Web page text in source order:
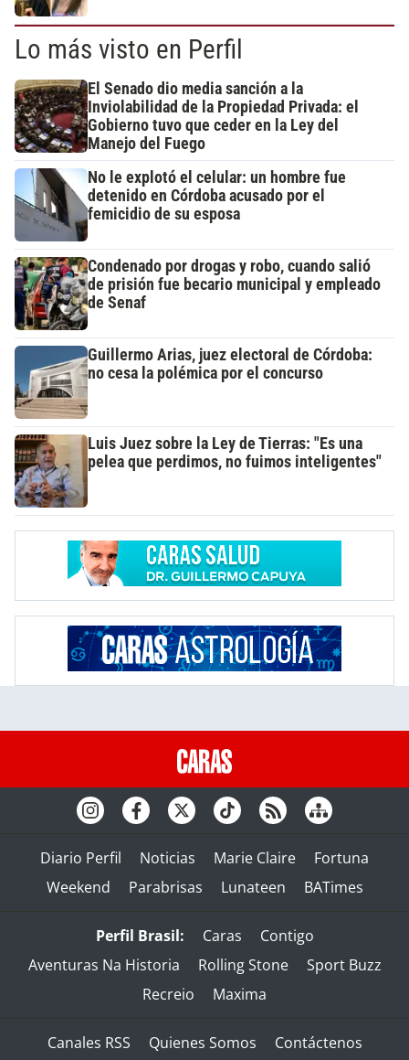
Lo más visto en Perfil
El Senado dio media sanción a la
Inviolabilidad de la Propiedad Privada: el
Gobierno tuvo que ceder en la Ley del
Manejo del Fuego
No le explotó el celular: un hombre fue
detenido en Córdoba acusado por el
femicidio de su esposa
Condenado por drogas y robo, cuando salió
de prisión fue becario municipal y empleado
de Senaf
Guillermo Arias, juez electoral de Córdoba:
no cesa la polémica por el concurso
Luis Juez sobre la Ley de Tierras: "Es una
pelea que perdimos, no fuimos inteligentes"
Diario Perfil Noticias Marie Claire
Fortuna
Weekend
Parabrisas Lunateen BATimes
Perfil Brasil: Caras
Contigo
Aventuras Na Historia
Rolling Stone
Sport Buzz
Recreio
Maxima
Canales RSS Quienes Somos Contáctenos